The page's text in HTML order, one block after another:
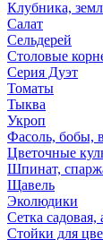
Клубника,
Салат
Сельдерей
Столовые
Серия Дуэт
Томаты
Тыква
Укроп
Фасоль, бобы,
Цветочные
Шпинат,
Щавель
Эколюдики
Сетка
Стойки для